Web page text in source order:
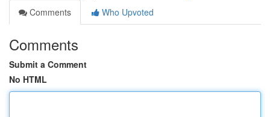
Comments
Who Upvoted
Comments
Submit a Comment
No HTML